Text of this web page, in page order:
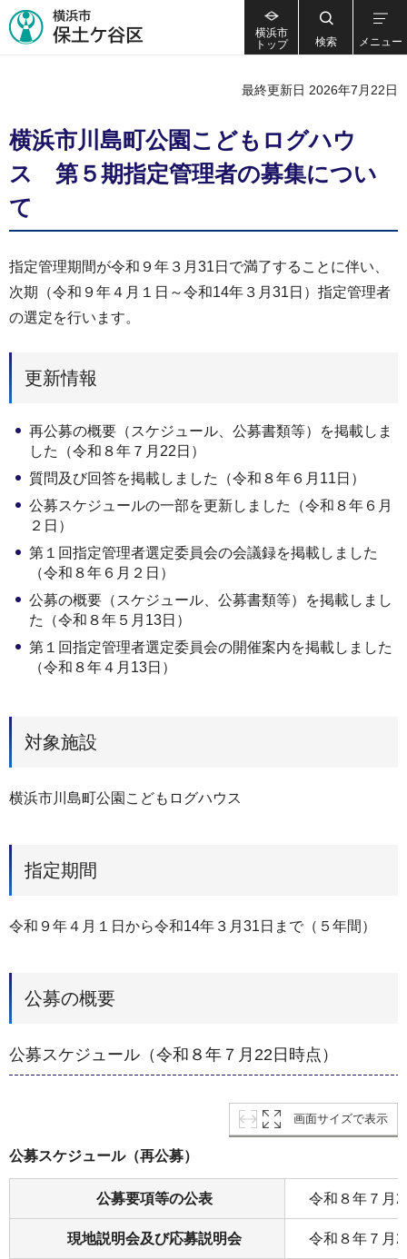
横浜市
トップ
検索 メニュー
最終更新日 2026年7月22日
横浜市川島町公園こどもログハウ
ス 第５期指定管理者の募集につい
て
指定管理期間が令和９年３月31日で満了することに伴い、
次期（令和９年４月１日～令和14年３月31日）指定管理者
の選定を行います。
更新情報
再公募の概要（スケジュール、公募書類等）を掲載しま
した（令和８年７月22日）
質問及び回答を掲載しました（令和８年６月11日）
公募スケジュールの一部を更新しました（令和８年６月
２日）
第１回指定管理者選定委員会の会議録を掲載しました
（令和８年６月２日）
公募の概要（スケジュール、公募書類等）を掲載しまし
た（令和８年５月13日）
第１回指定管理者選定委員会の開催案内を掲載しました
（令和８年４月13日）
対象施設
横浜市川島町公園こどもログハウス
指定期間
令和９年４月１日から令和14年３月31日まで（５年間）
公募の概要
公募スケジュール（令和８年７月22日時点）
画面サイズで表示
公募スケジュール（再公募）
公募要項等の公表 令和８年７月
現地説明会及び応募説明会 令和８年７月